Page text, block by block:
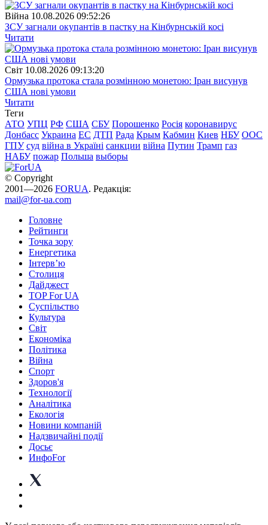
Війна 10.08.2026 09:52:26
ЗСУ загнали окупантів в пастку на Кінбурнській косі
Читати
Свiт 10.08.2026 09:13:20
Ормузька протока стала розмінною монетою: Іран висунув
США нові умови
Читати
Теги
АТО УПЦ РФ США СБУ Порошенко Росія коронавирус
Донбасс Украина ЕС ДТП Рада Крым Кабмин Киев НБУ ООС
ГПУ суд війна в Україні санкции війна Путин Трамп газ
НАБУ пожар Польша выборы
© Copyright
2001—2026 FORUA. Редакція:
mail@for-ua.com
Головне
Рейтинги
Точка зору
Енергетика
Інтерв’ю
Столиця
Дайджест
TOP For UA
Суспiльство
Культура
Світ
Економіка
Політика
Війна
Спорт
Здоров'я
Технології
Аналітика
Екологія
Новини компаній
Надзвичайні події
Досьє
ИнфоFor